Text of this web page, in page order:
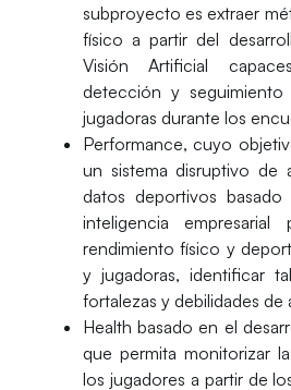
subproyecto es extraer
físico a partir del
Visión Artificial
detección y
jugadoras durante los
Performance, cuyo
un sistema disruptivo de
datos deportivos
inteligencia
rendimiento físico y
y jugadoras, identificar
fortalezas y debilidades de
Health basado en el
que permita monitorizar
los jugadores a partir de